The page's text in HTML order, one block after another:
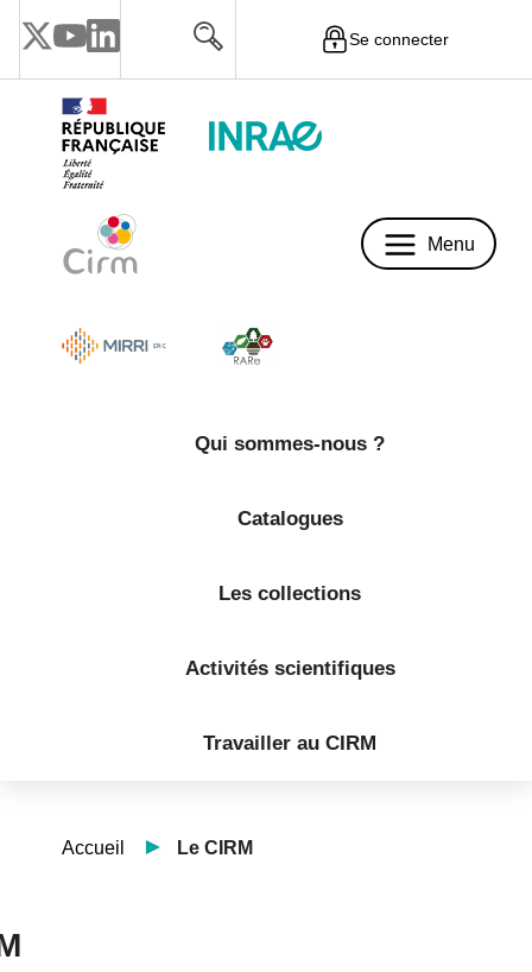
Se connecter
Menu
Qui sommes-nous ?
Catalogues
Les collections
Activités scientifiques
Travailler au CIRM
Accueil Le CIRM